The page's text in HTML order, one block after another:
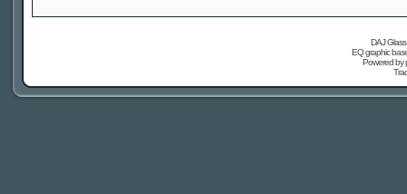
DAJ
EQ graphic
Powered by